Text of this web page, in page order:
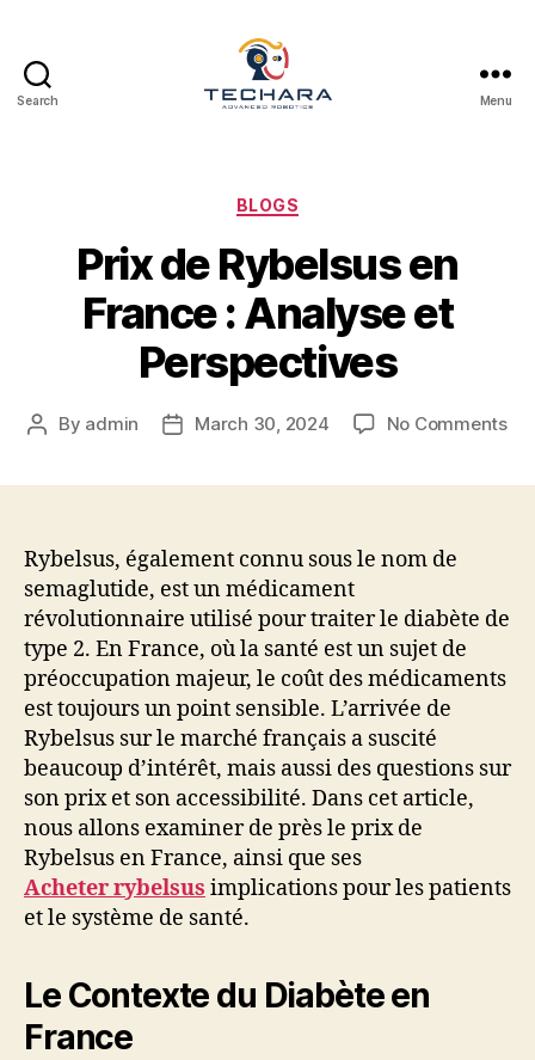
Search Menu
Categories
BLOGS
Prix de Rybelsus en
France : Analyse et
Perspectives
Post
By admin
PostMarch 30, 2024 No Commentson
et
Rybelsus, également connu sous le nom de
semaglutide, est un médicament
révolutionnaire utilisé pour traiter le diabète de
type 2. En France, où la santé est un sujet de
préoccupation majeur, le coût des médicaments
est toujours un point sensible. L’arrivée de
Rybelsus sur le marché français a suscité
beaucoup d’intérêt, mais aussi des questions sur
son prix et son accessibilité. Dans cet article,
nous allons examiner de près le prix de
Rybelsus en France, ainsi que ses
Acheter rybelsus implications pour les patients
et le système de santé.
Le Contexte du Diabète en
France